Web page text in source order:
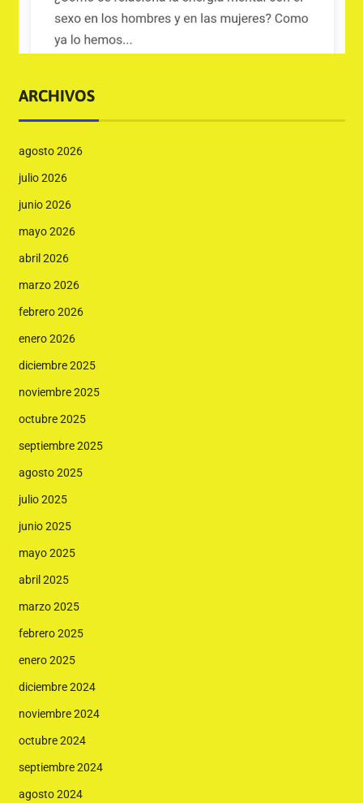
ARCHIVOS
agosto 2026
julio 2026
junio 2026
mayo 2026
abril 2026
marzo 2026
febrero 2026
enero 2026
diciembre 2025
noviembre 2025
octubre 2025
septiembre 2025
agosto 2025
julio 2025
junio 2025
mayo 2025
abril 2025
marzo 2025
febrero 2025
enero 2025
diciembre 2024
noviembre 2024
octubre 2024
septiembre 2024
agosto 2024